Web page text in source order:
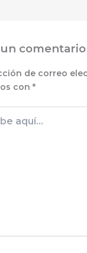
comentario
de correo
con *